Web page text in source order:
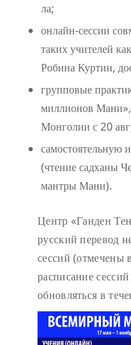
ла;
онлайн-сессии
таких учителей
Робина Куртин,
групповые
миллионов
Монголии с 20
самостоятельную
(чтение садханы
мантры Мани).
Центр «Ганден
русский перевод
сессий (отмечены
расписание
обновляться в